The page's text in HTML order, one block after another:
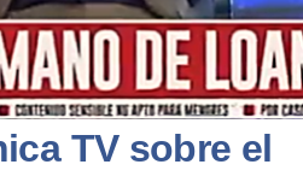
TV sobre el